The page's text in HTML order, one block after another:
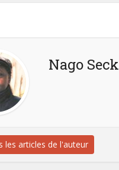
Nago Seck
les articles de l'auteur